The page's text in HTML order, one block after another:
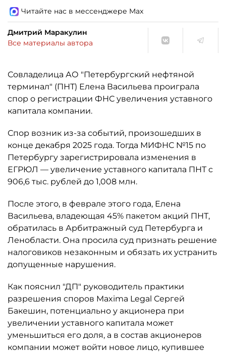
Читайте нас в мессенджере Max
Дмитрий Маракулин
Все материалы автора
Совладелица АО "Петербургский нефтяной
терминал" (ПНТ) Елена Васильева проиграла
спор о регистрации ФНС увеличения уставного
капитала компании.
Спор возник из-за событий, произошедших в
конце декабря 2025 года. Тогда МИФНС №15 по
Петербургу зарегистрировала изменения в
ЕГРЮЛ — увеличение уставного капитала ПНТ с
906,6 тыс. рублей до 1,008 млн.
После этого, в феврале этого года, Елена
Васильева, владеющая 45% пакетом акций ПНТ,
обратилась в Арбитражный суд Петербурга и
Ленобласти. Она просила суд признать решение
налоговиков незаконным и обязать их устранить
допущенные нарушения.
Как пояснил "ДП" руководитель практики
разрешения споров Maxima Legal Сергей
Бакешин, потенциально у акционера при
увеличении уставного капитала может
уменьшиться его доля, а в состав акционеров
компании может войти новое лицо, купившее